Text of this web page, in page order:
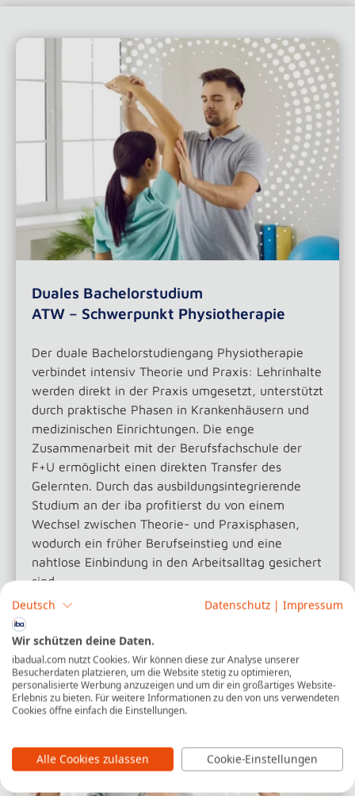
Duales Bachelorstudium
ATW – Schwerpunkt Physiotherapie
Der duale Bachelorstudiengang Physiotherapie
verbindet intensiv Theorie und Praxis: Lehrinhalte
werden direkt in der Praxis umgesetzt, unterstützt
durch praktische Phasen in Krankenhäusern und
medizinischen Einrichtungen. Die enge
Zusammenarbeit mit der Berufsfachschule der
F+U ermöglicht einen direkten Transfer des
Gelernten. Durch das ausbildungsintegrierende
Studium an der iba profitierst du von einem
Wechsel zwischen Theorie- und Praxisphasen,
wodurch ein früher Berufseinstieg und eine
nahtlose Einbindung in den Arbeitsalltag gesichert
sind.
Mehr erfahren
Deutsch Datenschutz | Impressum
Wir schützen deine Daten.
ibadual.com nutzt Cookies. Wir können diese zur Analyse unserer
Besucherdaten platzieren, um die Website stetig zu optimieren,
personalisierte Werbung anzuzeigen und um dir ein großartiges Website-
Erlebnis zu bieten. Für weitere Informationen zu den von uns verwendeten
Cookies öffne einfach die Einstellungen.
Alle Cookies zulassen Cookie-Einstellungen